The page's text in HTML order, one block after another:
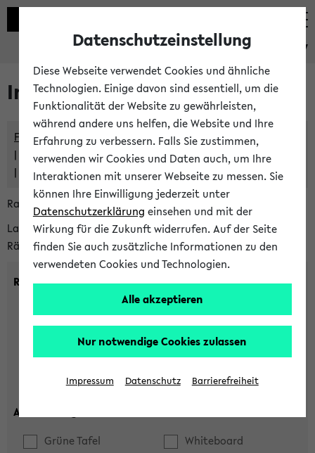
eKVV
Im eKVV verwaltete Räume
Freie Räume und Veranstaltungsüberschneidungen
Raumüberschneidungen
Hinweise der zentralen Raumvergabe
Raumanfragen:
raumvergabe@uni-bielefeld.de
Lassen Sie sich alle Räume anzeigen oder suchen Sie nach
Räumen mit bestimmten Eigenschaften:
Raumkriterien:
max. Plätze:
Ausstattung:
Grüne Tafel
Whiteboard
Datenschutzeinstellung
Diese Webseite verwendet Cookies und ähnliche
Technologien. Einige davon sind essentiell, um die
Funktionalität der Website zu gewährleisten,
während andere uns helfen, die Website und Ihre
Erfahrung zu verbessern. Falls Sie zustimmen,
verwenden wir Cookies und Daten auch, um Ihre
Interaktionen mit unserer Webseite zu messen. Sie
können Ihre Einwilligung jederzeit unter
Datenschutzerklärung einsehen und mit der
Wirkung für die Zukunft widerrufen. Auf der Seite
finden Sie auch zusätzliche Informationen zu den
verwendeten Cookies und Technologien.
Alle akzeptieren
Nur notwendige Cookies zulassen
Impressum Datenschutz Barrierefreiheit